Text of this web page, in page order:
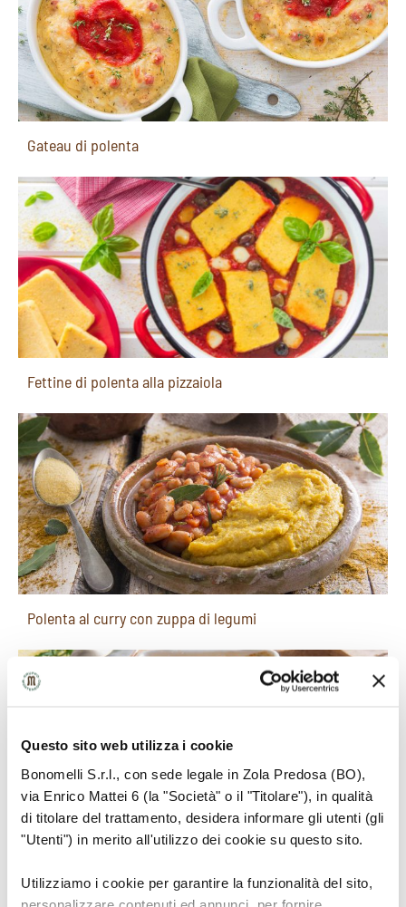
Questo sito web utilizza i cookie
Bonomelli S.r.l., con sede legale in Zola Predosa (BO),
via Enrico Mattei 6 (la "Società" o il "Titolare"), in qualità
di titolare del trattamento, desidera informare gli utenti (gli
"Utenti") in merito all'utilizzo dei cookie su questo sito.
Utilizziamo i cookie per garantire la funzionalità del sito,
personalizzare contenuti ed annunci, per fornire
Gateau di polenta
Fettine di polenta alla pizzaiola
Polenta al curry con zuppa di legumi
VIDEORICETTA